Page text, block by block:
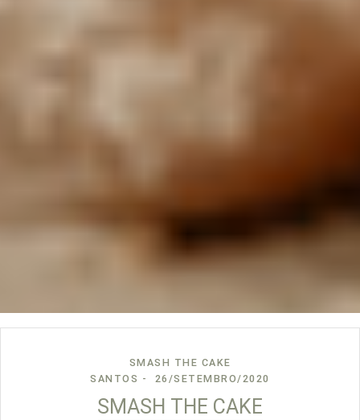
SMASH THE CAKE
SANTOS
26/SETEMBRO/2020
SMASH THE CAKE